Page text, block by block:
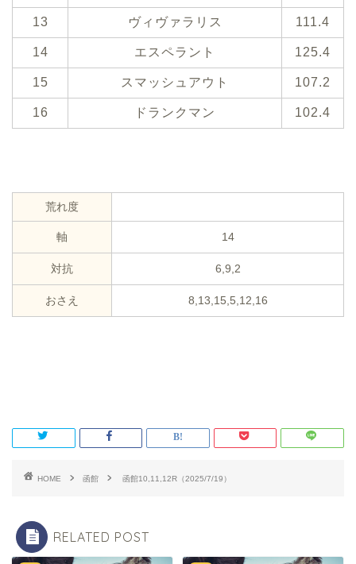
13 ヴィヴァラリス 111.4
14 エスペラント 125.4
15 スマッシュアウト 107.2
16 ドランクマン 102.4
荒れ度
軸 14
対抗 6,9,2
おさえ 8,13,15,5,12,16
HOME 函館 函館10,11,12R（2025/7/19）
RELATED POST